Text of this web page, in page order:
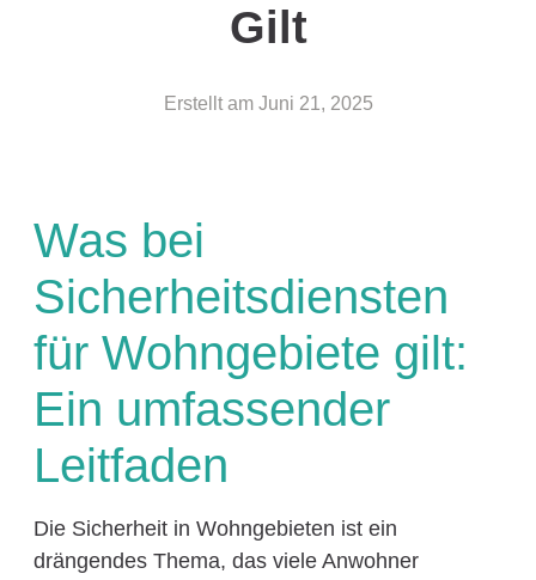
Gilt
Erstellt am Juni 21, 2025
Was bei
Sicherheitsdiensten
für Wohngebiete gilt:
Ein umfassender
Leitfaden
Die Sicherheit in Wohngebieten ist ein
drängendes Thema, das viele Anwohner